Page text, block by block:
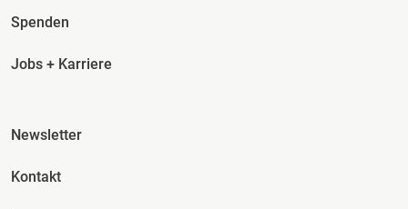
Spenden
Jobs + Karriere
Fusszeile Spalte 3
Newsletter
Kontakt